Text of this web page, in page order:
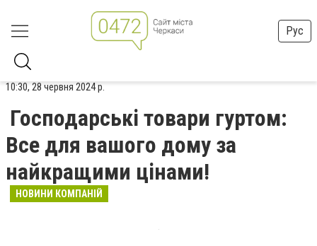
Рус
10:30, 28 червня 2024 р.
Господарські товари гуртом:
Все для вашого дому за
найкращими цінами!
НОВИНИ КОМПАНІЙ